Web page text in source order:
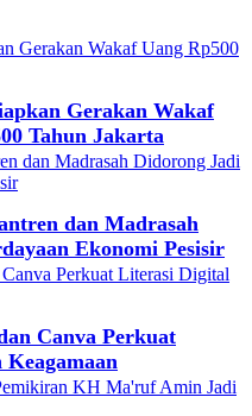
Gerakan Wakaf
Tahun Jakarta
dan Madrasah
Ekonomi Pesisir
Canva Perkuat